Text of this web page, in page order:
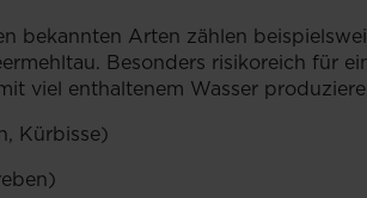
bekannten Arten zählen
Besonders risikoreich für
viel enthaltenem Wasser
Kürbisse)